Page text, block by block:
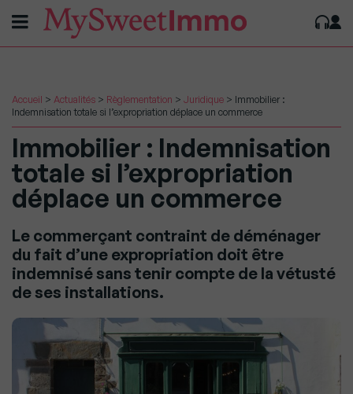
Accueil > Actualités > Règlementation > Juridique > Immobilier :
Indemnisation totale si l’expropriation déplace un commerce
Immobilier : Indemnisation
totale si l’expropriation
déplace un commerce
Le commerçant contraint de déménager
du fait d’une expropriation doit être
indemnisé sans tenir compte de la vétusté
de ses installations.